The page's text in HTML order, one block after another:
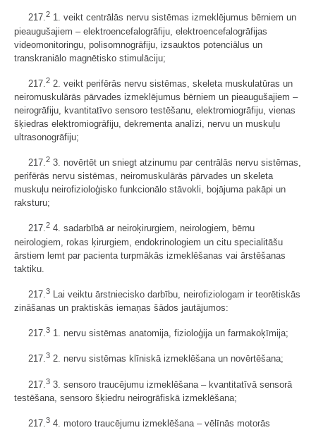
217.2 1. veikt centrālās nervu sistēmas izmeklējumus bērniem un
pieaugušajiem – elektroencefalogrāfiju, elektroencefalogrāfijas
videomonitoringu, polisomnogrāfiju, izsauktos potenciālus un
transkraniālo magnētisko stimulāciju;
217.2 2. veikt perifērās nervu sistēmas, skeleta muskulatūras un
neiromuskulārās pārvades izmeklējumus bērniem un pieaugušajiem –
neirogrāfiju, kvantitatīvo sensoro testēšanu, elektromiogrāfiju, vienas
šķiedras elektromiogrāfiju, dekrementa analīzi, nervu un muskuļu
ultrasonogrāfiju;
217.2 3. novērtēt un sniegt atzinumu par centrālās nervu sistēmas,
perifērās nervu sistēmas, neiromuskulārās pārvades un skeleta
muskuļu neirofizioloģisko funkcionālo stāvokli, bojājuma pakāpi un
raksturu;
217.2 4. sadarbībā ar neiroķirurgiem, neirologiem, bērnu
neirologiem, rokas ķirurgiem, endokrinologiem un citu specialitāšu
ārstiem lemt par pacienta turpmākās izmeklēšanas vai ārstēšanas
taktiku.
217.3 Lai veiktu ārstniecisko darbību, neirofiziologam ir teorētiskās
zināšanas un praktiskās iemaņas šādos jautājumos:
217.3 1. nervu sistēmas anatomija, fizioloģija un farmakoķīmija;
217.3 2. nervu sistēmas klīniskā izmeklēšana un novērtēšana;
217.3 3. sensoro traucējumu izmeklēšana – kvantitatīvā sensorā
testēšana, sensoro šķiedru neirogrāfiskā izmeklēšana;
217.3 4. motoro traucējumu izmeklēšana – vēlīnās motorās